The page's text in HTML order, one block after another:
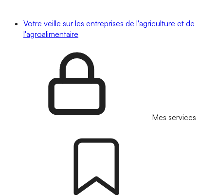
Votre veille sur les entreprises de l'agriculture et de
l'agroalimentaire
Mes services